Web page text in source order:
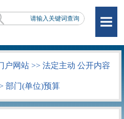
户网站 >> 法定主动 公开内容
部门(单位)预算